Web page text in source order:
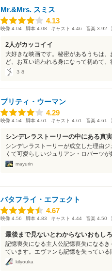
Mr.&Mrs. スミス
4.13
4.13
映像 4.04 脚本 4.08 キャスト 4.46 音楽 3.92
2人がカッコイイ
大好きな映画です。秘密があるうちは
ど、お互い追われる身になって初めて
３８
プリティ・ウーマン
4.29
4.29
映像 4.54 脚本 4.61 キャスト 4.61 音楽 4.61
シンデレラストーリーの中にある真
シンデレラストーリーが成立した理由
くて可愛らしいジュリアン・ロバーツ
mayurin
バタフライ・エフェクト
4.67
4.67
映像 4.56 脚本 4.83 キャスト 4.44 音楽 4.50
最後まで見ないとわからないおもし
記憶喪失になる主人公記憶喪失になる
ています。エヴァンも記憶を失ってい
kilyouka